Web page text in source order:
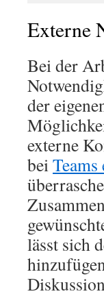
Externe
Bei der
der
externe
bei
lässt sich